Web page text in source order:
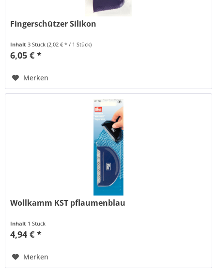
Fingerschützer Silikon
Inhalt3 Stück(2,02 € * / 1 Stück)
6,05 € *
Merken
Wollkamm KST pflaumenblau
Inhalt 1 Stück
4,94 € *
Merken